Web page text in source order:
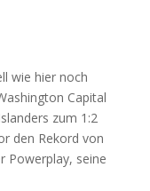
wie hier noch
Capital
zum 1:2
den Rekord von
Powerplay, seine